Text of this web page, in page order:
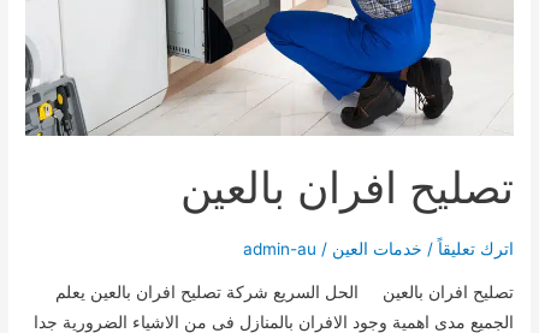
تصليح افران بالعين
اترك تعليقاً / خدمات العين /
admin-au
تصليح افران بالعين الحل السريع شركة تصليح افران بالعين يعلم
الجميع مدى اهمية وجود الافران بالمنازل فى من الاشياء الضرورية جدا